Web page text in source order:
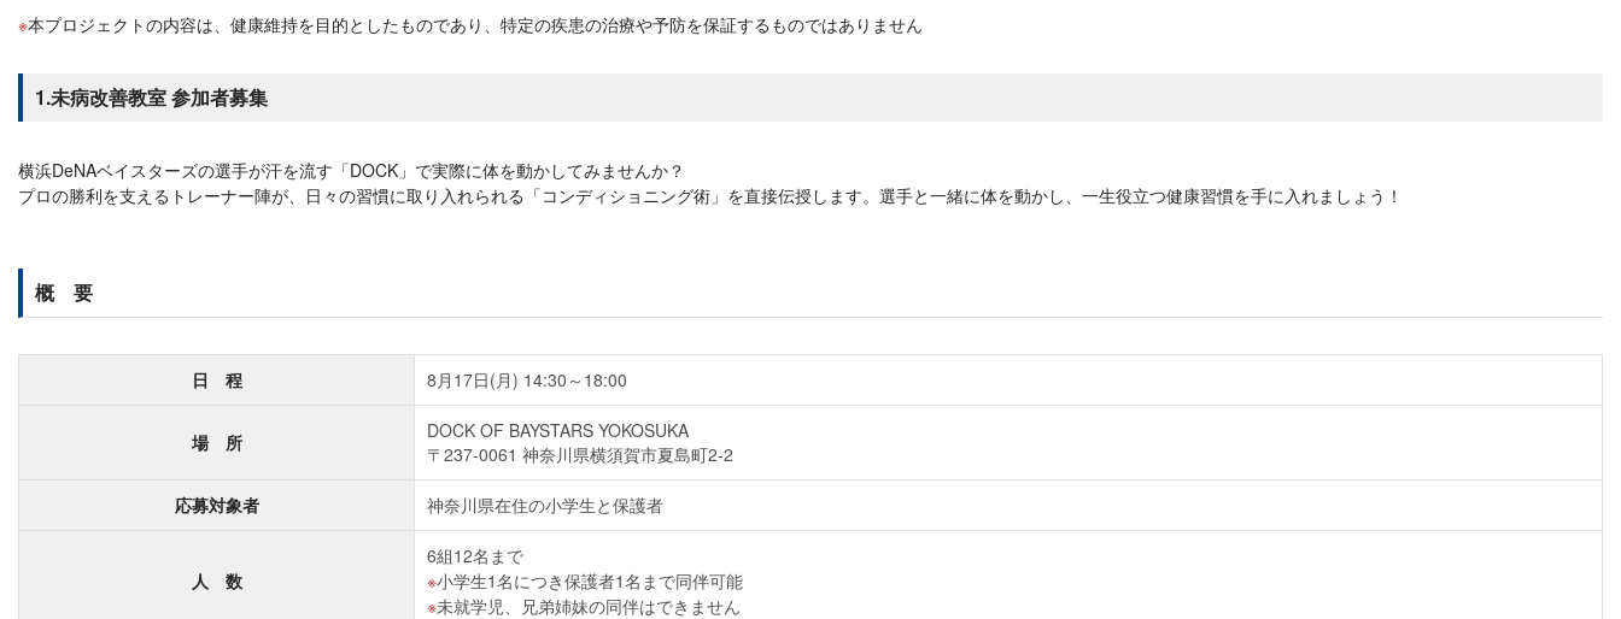
本プロジェクトの内容は、健康維持を目的としたものであり、特定の疾患の治療や予防を保証するものではありません
1.未病改善教室 参加者募集
横浜DeNAベイスターズの選手が汗を流す「DOCK」で実際に体を動かしてみませんか？
プロの勝利を支えるトレーナー陣が、日々の習慣に取り入れられる「コンディショニング術」を直接伝授します。選手と一緒に体を動かし、一生役立つ健康習慣を手に入れましょう！
概 要
日 程 8月17日(月) 14:30～18:00
場 所
DOCK OF BAYSTARS YOKOSUKA
〒237-0061 神奈川県横須賀市夏島町2-2
応募対象者 神奈川県在住の小学生と保護者
人 数
6組12名まで
小学生1名につき保護者1名まで同伴可能
未就学児、兄弟姉妹の同伴はできません